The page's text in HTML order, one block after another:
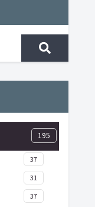
195
37
31
37